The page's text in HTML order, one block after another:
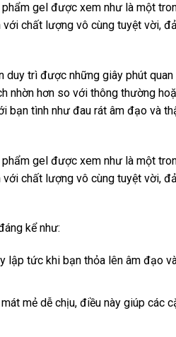
gel được xem như là một
chất lượng vô cùng tuyệt vời,
trì được những giây phút
nhờn hơn so với thông thường
tình như đau rát âm đạo và
gel được xem như là một
chất lượng vô cùng tuyệt vời,
kể như:
lập tức khi bạn thỏa lên âm đạo
mẻ dễ chịu, điều này giúp các